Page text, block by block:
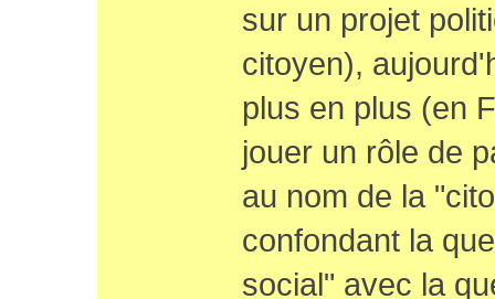
sur un projet
citoyen),
plus en plus (en
jouer un rôle de
au nom de la
confondant la
social" avec la